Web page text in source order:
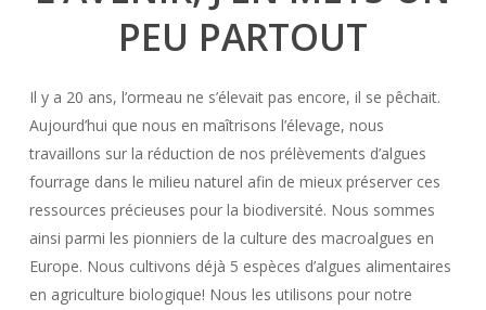
PEU PARTOUT
Il y a 20 ans, l’ormeau ne s’élevait pas encore, il se pêchait.
Aujourd’hui que nous en maîtrisons l’élevage, nous
travaillons sur la réduction de nos prélèvements d’algues
fourrage dans le milieu naturel afin de mieux préserver ces
ressources précieuses pour la biodiversité. Nous sommes
ainsi parmi les pionniers de la culture des macroalgues en
Europe. Nous cultivons déjà 5 espèces d’algues alimentaires
en agriculture biologique! Nous les utilisons pour notre